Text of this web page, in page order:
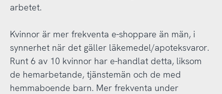
arbetet.
Kvinnor är mer frekventa e-shoppare än män, i
synnerhet när det gäller läkemedel/apoteksvaror.
Runt 6 av 10 kvinnor har e-handlat detta, liksom
de hemarbetande, tjänstemän och de med
hemmaboende barn. Mer frekventa under